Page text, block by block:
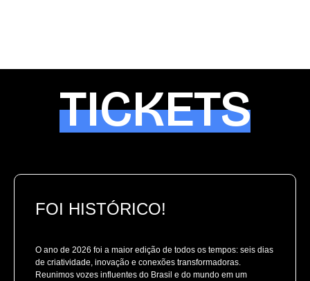
TICKETS
FOI HISTÓRICO!
O ano de 2026 foi a maior edição de todos os tempos: seis dias
de criatividade, inovação e conexões transformadoras.
Reunimos vozes influentes do Brasil e do mundo em um